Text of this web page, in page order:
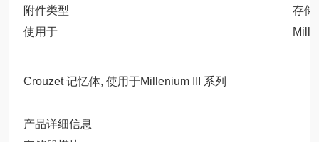
附件类型
存储
使用于
Crouzet 记忆体, 使用于Millenium III 系列
产品详细信息